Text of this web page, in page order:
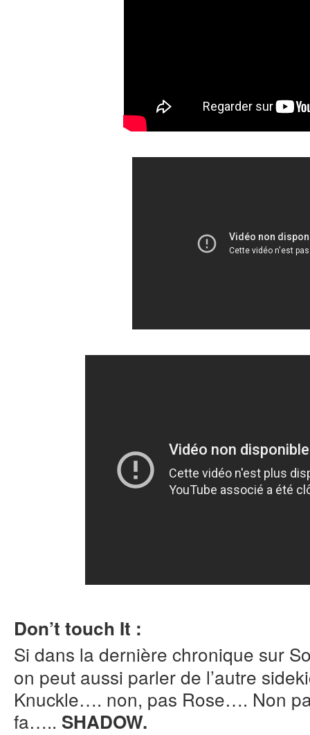
Don’t touch It :
Si dans la dernière chronique sur
on peut aussi parler de l’autre
Knuckle…. non, pas Rose…. Non
fa….. SHADOW.